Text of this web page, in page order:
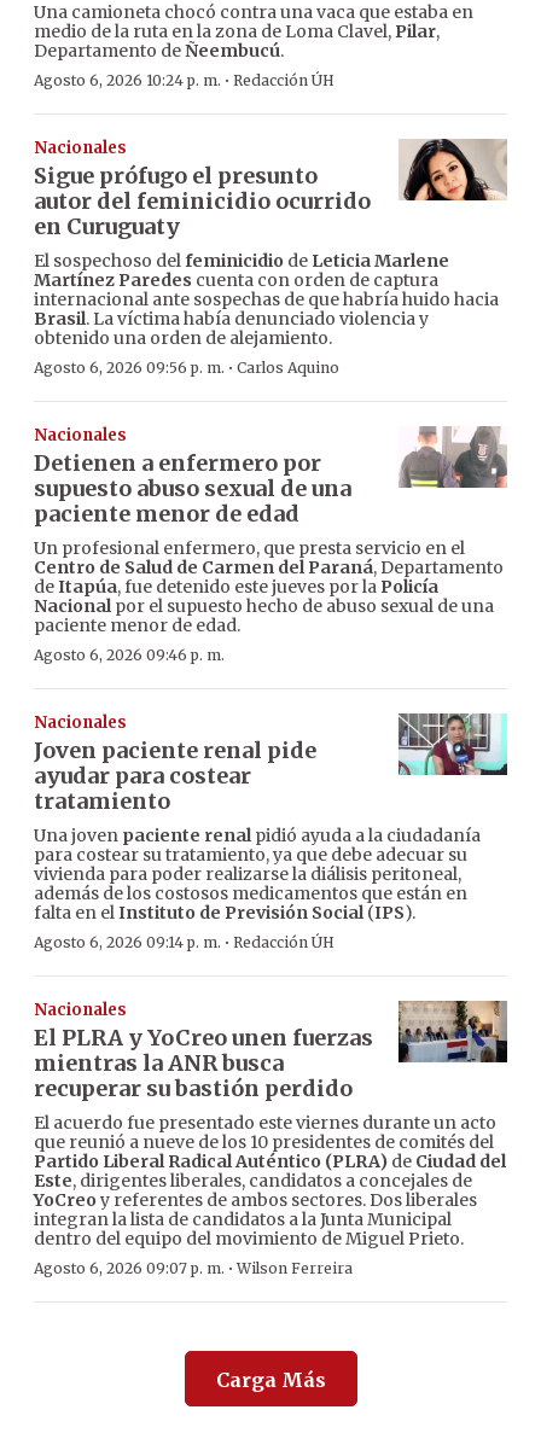
Una camioneta chocó contra una vaca que estaba en
medio de la ruta en la zona de Loma Clavel, Pilar,
Departamento deÑeembucú.
Agosto 6, 2026 10:24 p. m. · Redacción ÚH
Nacionales
Sigue prófugo el presunto
autor del feminicidio ocurrido
en Curuguaty
El sospechoso delfeminicidio de Leticia Marlene
Martínez Paredes cuenta con orden de captura
internacional ante sospechas de que habría huido hacia
Brasil. La víctima había denunciado violencia y
obtenido una orden de alejamiento.
Agosto 6, 2026 09:56 p. m. · Carlos Aquino
Nacionales
Detienen a enfermero por
supuesto abuso sexual de una
paciente menor de edad
Un profesional enfermero, que presta servicio en el
Centro de Salud de Carmen del Paraná, Departamento
deItapúa, fue detenido este jueves por la Policía
Nacionalpor el supuesto hecho de abuso sexual de una
paciente menor de edad.
Agosto 6, 2026 09:46 p. m.
Nacionales
Joven paciente renal pide
ayudar para costear
tratamiento
Una joven paciente renalpidió ayuda a la ciudadanía
para costear su tratamiento, ya que debe adecuar su
vivienda para poder realizarse la diálisis peritoneal,
además de los costosos medicamentos que están en
falta en elInstituto de Previsión Social(IPS).
Agosto 6, 2026 09:14 p. m. · Redacción ÚH
Nacionales
El PLRA y YoCreo unen fuerzas
mientras la ANR busca
recuperar su bastión perdido
El acuerdo fue presentado este viernes durante un acto
que reunió a nueve de los 10 presidentes de comités del
Partido Liberal Radical Auténtico (PLRA) de Ciudad del
Este, dirigentes liberales, candidatos a concejales de
YoCreo y referentes de ambos sectores. Dos liberales
integran la lista de candidatos a la Junta Municipal
dentro del equipo del movimiento de Miguel Prieto.
Agosto 6, 2026 09:07 p. m. ·Wilson Ferreira
Carga Más